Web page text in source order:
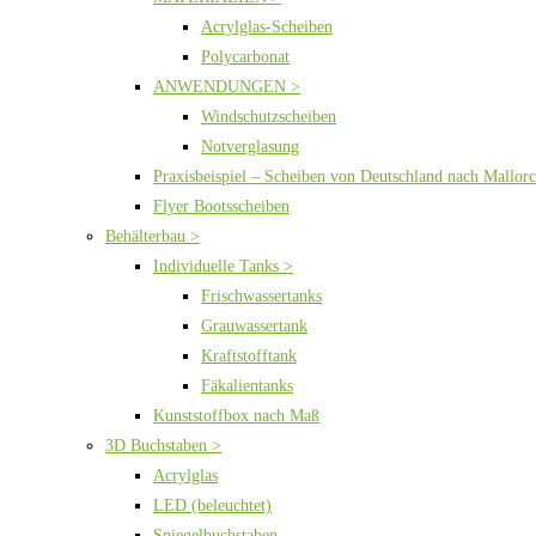
Acrylglas-Scheiben
Polycarbonat
ANWENDUNGEN >
Windschutzscheiben
Notverglasung
Praxisbeispiel – Scheiben von Deutschland nach
Flyer Bootsscheiben
Behälterbau >
Individuelle Tanks >
Frischwassertanks
Grauwassertank
Kraftstofftank
Fäkalientanks
Kunststoffbox nach Maß
3D Buchstaben >
Acrylglas
LED (beleuchtet)